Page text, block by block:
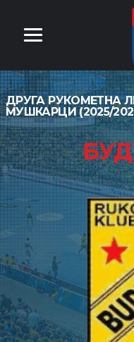
ДРУГА РУКОМЕТНА
МУШКАРЦИ (2025/